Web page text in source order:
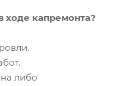
ходе капремонта?
либо